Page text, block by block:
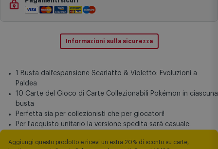
Informazioni sulla sicurezza
1 Busta dall'espansione Scarlatto & Violetto: Evoluzioni a
Paldea
10 Carte del Gioco di Carte Collezionabili Pokémon in ciascuna
busta
Perfetta sia per collezionisti che per giocatori!
Per l'acquisto unitario la versione spedita sarà casuale.
Aggiungi questo prodotto e ricevi un extra 20% di sconto su carte,